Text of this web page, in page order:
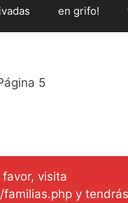
en grifo!
5
visita
y